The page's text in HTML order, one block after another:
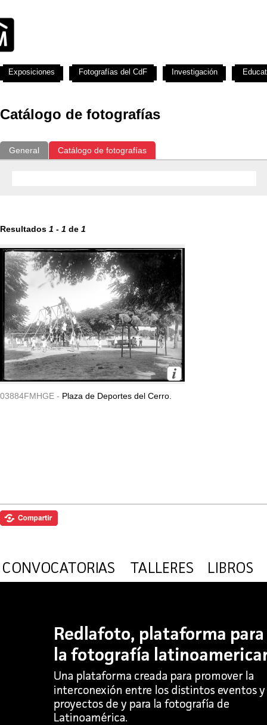
Catálogo de fotografías
General Catálogo de fotografías
Resultados 1 - 1 de 1
03884FMHGE - Plaza de Deportes del Cerro.
Exposiciones Fotografías del CdF Investigación